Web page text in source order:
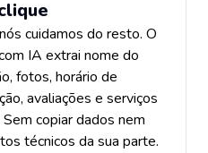
cuidamos do resto. O
IA extrai nome do
fotos, horário de
avaliações e serviços
copiar dados nem
técnicos da sua parte.